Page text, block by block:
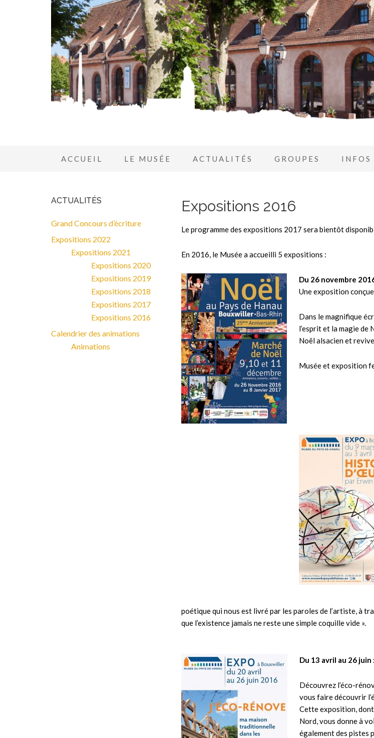
ACCUEIL LE MUSÉE ACTUALITÉS GROUPES INFOS
Expositions 2016
Le programme des expositions 2017 sera bientôt
En 2016, le Musée a accueilli 5 expositions :
Du 26 novembre
Une exposition
Dans le magnifique
l’esprit et la magie
Noël alsacien et
Musée et exposition
poétique qui nous est livré par les paroles de l’artiste, à
que l’existence jamais ne reste une simple coquille vide ».
Du 13 avril au 26 juin
Découvrez l’éco-
vous faire découvrir
Cette exposition,
Nord, vous donne à
également des pistes
ACTUALITÉS
Grand Concours d’écriture
Expositions 2022
Expositions 2021
Expositions 2020
Expositions 2019
Expositions 2018
Expositions 2017
Expositions 2016
Calendrier des animations
Animations